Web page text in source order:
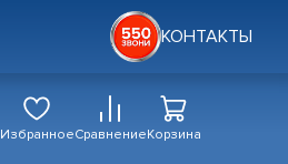
КОНТАКТЫ
ИзбранноеСравнениеКорзина